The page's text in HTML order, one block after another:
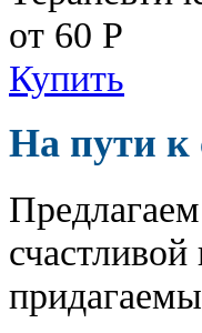
от 60 Р
Купить
На пути к